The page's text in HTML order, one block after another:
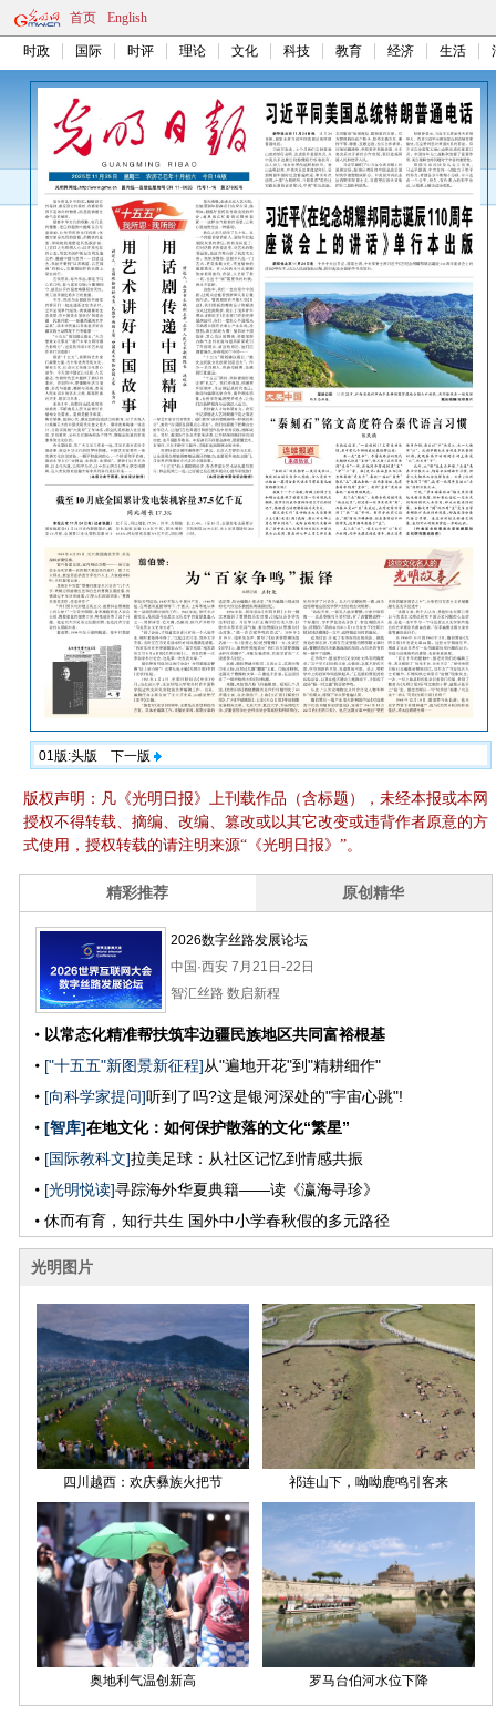
首页 English
时政 国际 时评 理论 文化 科技 教育 经济 生活
01版:头版 下一版
版权声明：凡《光明日报》上刊载作品（含标题），未经本报或本网
授权不得转载、摘编、改编、篡改或以其它改变或违背作者原意的方
式使用，授权转载的请注明来源“《光明日报》”。